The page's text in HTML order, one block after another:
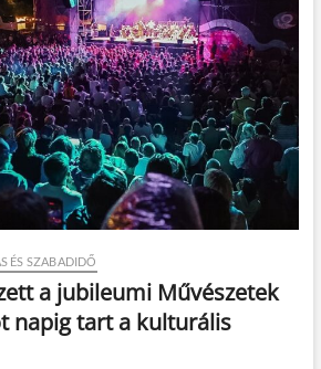
ÉS SZABADIDŐ
a jubileumi Művészetek
napig tart a kulturális